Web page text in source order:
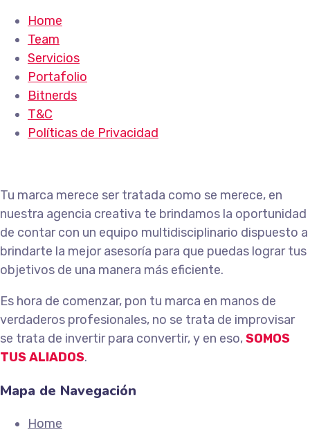
Home
Team
Servicios
Portafolio
Bitnerds
T&C
Políticas de Privacidad
Tu marca merece ser tratada como se merece, en
nuestra agencia creativa te brindamos la oportunidad
de contar con un equipo multidisciplinario dispuesto a
brindarte la mejor asesoría para que puedas lograr tus
objetivos de una manera más eficiente.
Es hora de comenzar, pon tu marca en manos de
verdaderos profesionales, no se trata de improvisar
se trata de invertir para convertir, y en eso,SOMOS
TUS ALIADOS.
Mapa de Navegación
Home